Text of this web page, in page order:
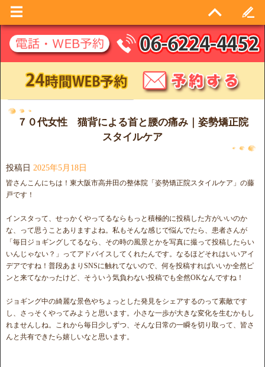
日別アーカイブ: 2025年5月18日
７０代女性 猫背による首と腰の痛み｜姿勢矯正院
スタイルケア
投稿日 2025年5月18日
皆さんこんにちは！東大阪市高井田の整体院「姿勢矯正院スタイルケア」の藤
戸です！
インスタって、せっかくやってるならもっと積極的に投稿した方がいいのか
な、って思うことありますよね。私もそんな感じで悩んでたら、患者さんが
「毎日ジョギングしてるなら、その時の風景とかを写真に撮って投稿したらい
いんじゃない？」ってアドバイスしてくれたんです。なるほどそれはいいアイ
デアですね！普段あまりSNSに触れてないので、何を投稿すればいいか全然ピ
ンと来てなかったけど、そういう気負わない投稿でも全然OKなんですね！
ジョギング中の綺麗な景色やちょっとした発見をシェアするのって素敵です
し、さっそくやってみようと思います。小さな一歩が大きな変化を生むかもし
れませんしね。これから毎日少しずつ、そんな日常の一瞬を切り取って、皆さ
んと共有できたら嬉しいなと思います。